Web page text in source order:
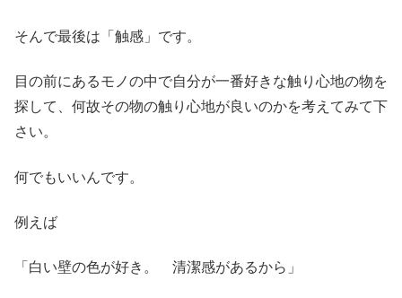
そんで最後は「触感」です。
目の前にあるモノの中で自分が一番好きな触り心地の物を
探して、何故その物の触り心地が良いのかを考えてみて下
さい。
何でもいいんです。
例えば
「白い壁の色が好き。 清潔感があるから」